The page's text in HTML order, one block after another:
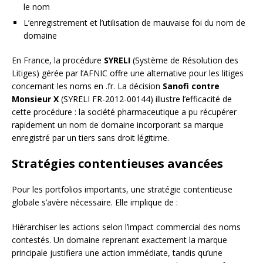
le nom
L’enregistrement et l’utilisation de mauvaise foi du nom de
domaine
En France, la procédure SYRELI (Système de Résolution des
Litiges) gérée par l’AFNIC offre une alternative pour les litiges
concernant les noms en .fr. La décision Sanofi contre
Monsieur X (SYRELI FR-2012-00144) illustre l’efficacité de
cette procédure : la société pharmaceutique a pu récupérer
rapidement un nom de domaine incorporant sa marque
enregistré par un tiers sans droit légitime.
Stratégies contentieuses avancées
Pour les portfolios importants, une stratégie contentieuse
globale s’avère nécessaire. Elle implique de :
Hiérarchiser les actions selon l’impact commercial des noms
contestés. Un domaine reprenant exactement la marque
principale justifiera une action immédiate, tandis qu’une